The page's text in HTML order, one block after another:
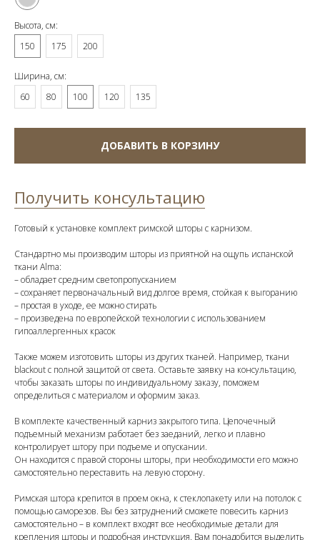
Высота, см:
150
175 200
Ширина, см:
60
80 100 120 135
ДОБАВИТЬ В КОРЗИНУ
Получить консультацию
Готовый к установке комплект римской шторы с карнизом.
Стандартно мы производим шторы из приятной на ощупь испанской
ткани Alma:
– обладает средним светопропусканием
– сохраняет первоначальный вид долгое время, стойкая к выгоранию
– простая в уходе, ее можно стирать
– произведена по европейской технологии с использованием
гипоаллергенных красок
Также можем изготовить шторы из других тканей. Например, ткани
blackout с полной защитой от света. Оставьте заявку на консультацию,
чтобы заказать шторы по индивидуальному заказу, поможем
определиться с материалом и оформим заказ.
В комплекте качественный карниз закрытого типа. Цепочечный
подъемный механизм работает без заеданий, легко и плавно
контролирует штору при подъеме и опускании.
Он находится с правой стороны шторы, при необходимости его можно
самостоятельно переставить на левую сторону.
Римская штора крепится в проем окна, к стеклопакету или на потолок с
помощью саморезов. Вы без затруднений сможете повесить карниз
самостоятельно – в комплект входят все необходимые детали для
крепления шторы и подробная инструкция. Вам понадобится выделить